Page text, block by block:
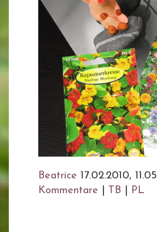
Beatrice 17.02.2010, 11.05
Kommentare
TB PL